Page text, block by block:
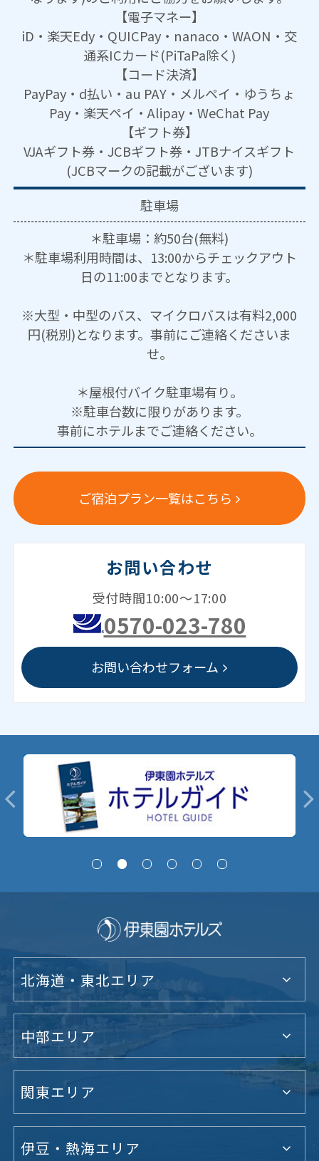
【電子マネー】
iD・楽天Edy・QUICPay・nanaco・WAON・交
通系ICカード(PiTaPa除く)
【コード決済】
PayPay・d払い・au PAY・メルペイ・ゆうちょ
Pay・楽天ペイ・Alipay・WeChat Pay
【ギフト券】
VJAギフト券・JCBギフト券・JTBナイスギフト
(JCBマークの記載がございます)
駐車場
＊駐車場：約50台(無料)
＊駐車場利用時間は、13:00からチェックアウト
日の11:00までとなります。
※大型・中型のバス、マイクロバスは有料2,000
円(税別)となります。事前にご連絡くださいま
せ。
＊屋根付バイク駐車場有り。
※駐車台数に限りがあります。
事前にホテルまでご連絡ください。
ご宿泊プラン一覧はこちら
お問い合わせ
受付時間10:00～17:00
0570-023-780
お問い合わせフォーム
北海道・東北エリア
中部エリア
関東エリア
伊豆・熱海エリア